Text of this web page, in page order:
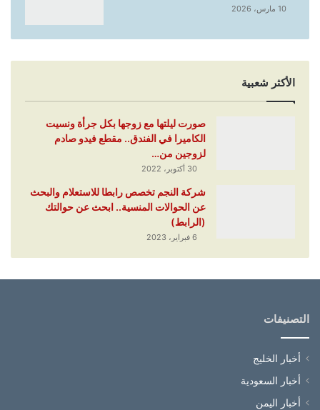
10 مارس، 2026
الأكثر شعبية
صورت ليلتها مع زوجها بكل جرأة ونسيت
الكاميرا في الفندق.. مقطع فيدو صادم
لزوجين من…
30 أكتوبر، 2022
شركة النجم تخصص رابطا للاستعلام والبحث
عن الحوالات المنسية.. ابحث عن حوالتك
(الرابط)
6 فبراير، 2023
التصنيفات
أخبار الخليج
أخبار السعودية
أخبار اليمن